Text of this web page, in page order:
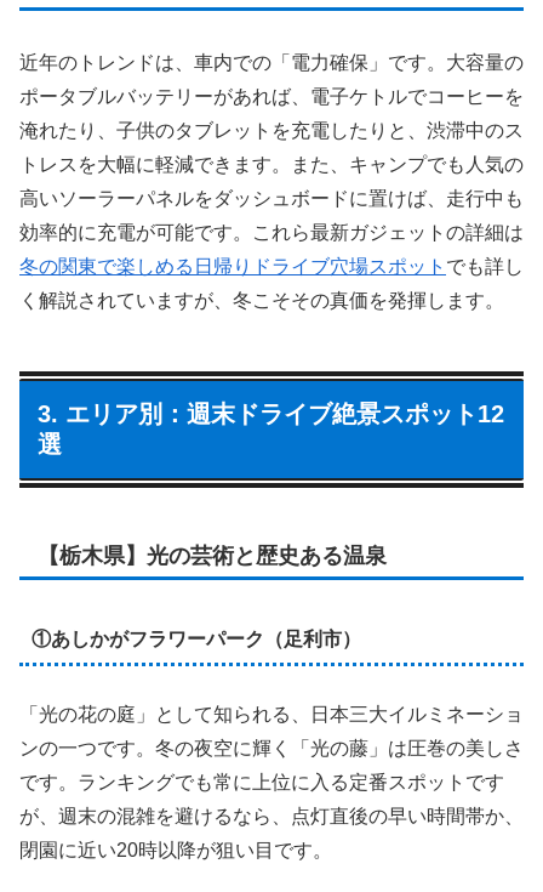
近年のトレンドは、車内での「電力確保」です。大容量の
ポータブルバッテリーがあれば、電子ケトルでコーヒーを
淹れたり、子供のタブレットを充電したりと、渋滞中のス
トレスを大幅に軽減できます。また、キャンプでも人気の
高いソーラーパネルをダッシュボードに置けば、走行中も
効率的に充電が可能です。これら最新ガジェットの詳細は
冬の関東で楽しめる日帰りドライブ穴場スポット でも詳し
く解説されていますが、冬こそその真価を発揮します。
3. エリア別：週末ドライブ絶景スポット12
選
【栃木県】光の芸術と歴史ある温泉
①あしかがフラワーパーク（足利市）
「光の花の庭」として知られる、日本三大イルミネーショ
ンの一つです。冬の夜空に輝く「光の藤」は圧巻の美しさ
です。ランキングでも常に上位に入る定番スポットです
が、週末の混雑を避けるなら、点灯直後の早い時間帯か、
閉園に近い20時以降が狙い目です。